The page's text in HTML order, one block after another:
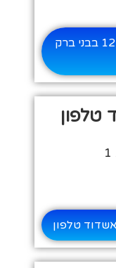
לכל המידע על גן ילדים בני ברק 12 בבני ברק
טלפון
טלפון